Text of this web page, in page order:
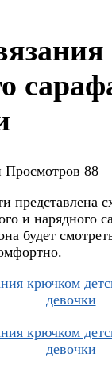
Просмотров 88
представлена
и нарядного
будет